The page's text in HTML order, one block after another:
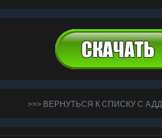
>>> ВЕРНУТЬСЯ К СПИСКУ С